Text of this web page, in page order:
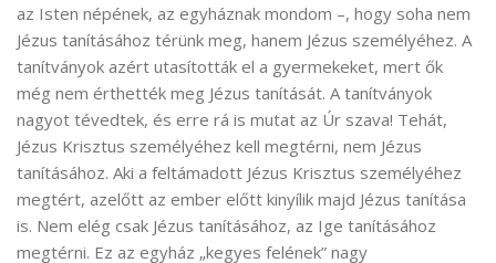
az Isten népének, az egyháznak mondom –, hogy soha nem
Jézus tanításához térünk meg, hanem Jézus személyéhez. A
tanítványok azért utasították el a gyermekeket, mert ők
még nem érthették meg Jézus tanítását. A tanítványok
nagyot tévedtek, és erre rá is mutat az Úr szava! Tehát,
Jézus Krisztus személyéhez kell megtérni, nem Jézus
tanításához. Aki a feltámadott Jézus Krisztus személyéhez
megtért, azelőtt az ember előtt kinyílik majd Jézus tanítása
is. Nem elég csak Jézus tanításához, az Ige tanításához
megtérni. Ez az egyház „kegyes felének” nagy